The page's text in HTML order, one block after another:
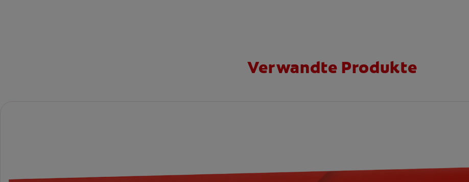
Verwandte Produkte